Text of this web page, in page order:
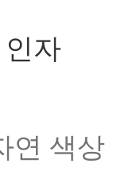
인자
연 색상